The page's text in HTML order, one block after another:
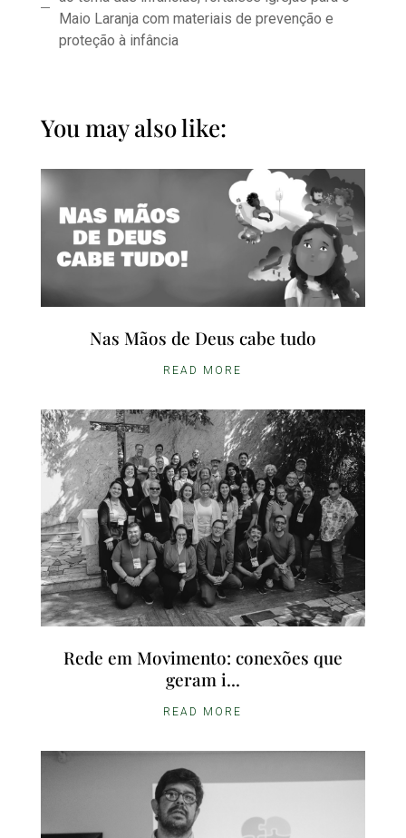
Maio Laranja com materiais de prevenção e
proteção à infância
You may also like:
Nas Mãos de Deus cabe tudo
READ MORE
Rede em Movimento: conexões que
geram i...
READ MORE